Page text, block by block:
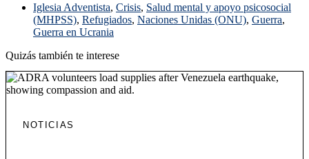
Iglesia Adventista, Crisis, Salud mental y apoyo psicosocial
(MHPSS), Refugiados, Naciones Unidas (ONU), Guerra,
Guerra en Ucrania
Quizás también te interese
NOTICIAS